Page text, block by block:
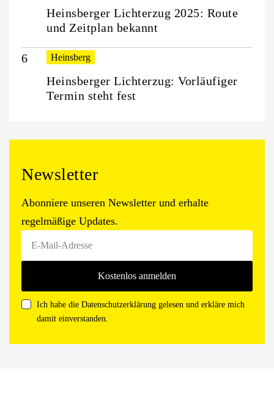
Heinsberger Lichterzug 2025: Route
und Zeitplan bekannt
Heinsberg
Heinsberger Lichterzug: Vorläufiger
Termin steht fest
Newsletter
Abonniere unseren Newsletter und erhalte
regelmäßige Updates.
Ich habe die Datenschutzerklärung gelesen und erkläre mich
damit einverstanden.